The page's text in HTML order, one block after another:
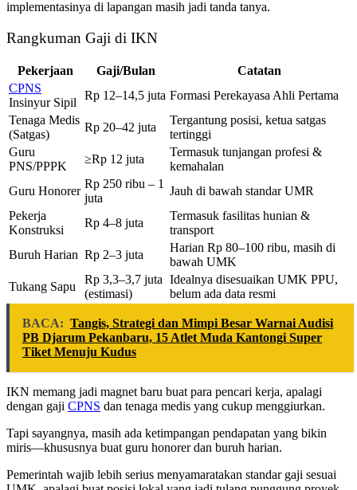
implementasinya di lapangan masih jadi tanda tanya.
Rangkuman Gaji di IKN
Pekerjaan Gaji/Bulan
Catatan
CPNS
Insinyur Sipil
Rp 12–14,5 juta Formasi Perekayasa Ahli Pertama
Tenaga Medis
(Satgas)
Rp 20–42 juta
Tergantung posisi, ketua satgas
tertinggi
Guru
PNS/PPPK
≥Rp 12 juta
Termasuk tunjangan profesi &
kemahalan
Guru Honorer
Rp 250 ribu – 1
juta
Jauh di bawah standar UMR
Pekerja
Konstruksi
Rp 4–8 juta
Termasuk fasilitas hunian &
transport
Buruh Harian Rp 2–3 juta
Harian Rp 80–100 ribu, masih di
bawah UMK
Tukang Sapu
Rp 3,3–3,7 juta
(estimasi)
Idealnya disesuaikan UMK PPU,
belum ada data resmi
BACA: Tangis, Strategi dan Mimpi Besar Warnai Audisi
PB Djarum Pekanbaru, 15 Atlet Muda Kantongi Super
Tiket Menuju Kudus
IKN memang jadi magnet baru buat para pencari kerja, apalagi
dengan gaji CPNS dan tenaga medis yang cukup menggiurkan.
Tapi sayangnya, masih ada ketimpangan pendapatan yang bikin
miris—khususnya buat guru honorer dan buruh harian.
Pemerintah wajib lebih serius menyamaratakan standar gaji sesuai